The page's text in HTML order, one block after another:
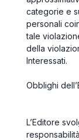
categorie e
personali
tale
della
Interessati.
Obblighi
L’Editore